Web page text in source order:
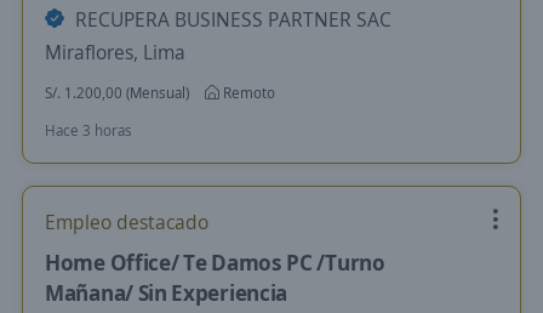
RECUPERA BUSINESS PARTNER SAC
Miraflores, Lima
S/. 1.200,00 (Mensual)
Remoto
Hace 3 horas
Empleo destacado
Home Office/ Te Damos PC /Turno
Mañana/ Sin Experiencia